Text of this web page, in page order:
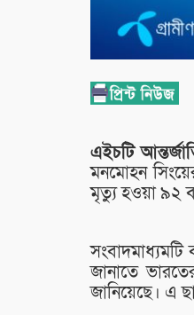
এইচটি
মনমোহন
মৃত্যু হওয়া ৯২
জানাতে
জানিয়েছে। এ